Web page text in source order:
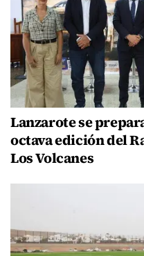
Lanzarote se
octava edición del
Los Volcanes